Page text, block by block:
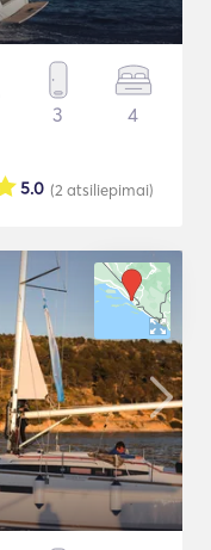
3 4
(2 atsiliepimai)
5.0